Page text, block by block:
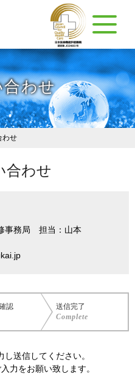
合わせ
わせ
合わせ
事務局 担当：山本
認
送信完了
Complete
送信してください。
力をお願い致します。